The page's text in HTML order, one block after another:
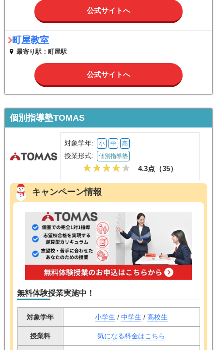
公式サイトへ
町屋教室
最寄り駅：町屋駅
公式サイトへ
個別指導塾TOMAS
対象学年: 小 中 高
授業形式: 個別指導塾
4.3点（35）
キャンペーン情報
無料体験授業実施中！
対象学年 小学生 / 中学生 / 高校生
授業料 気になる料金はこちら